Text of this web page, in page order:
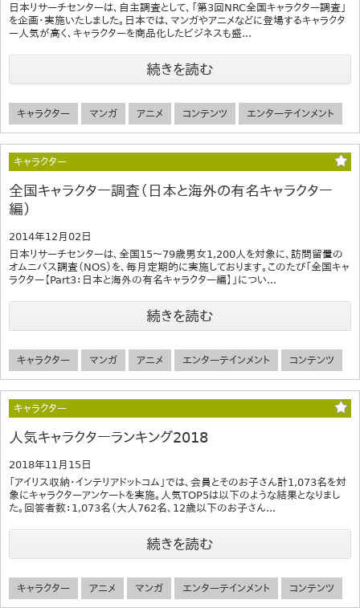
日本リサーチセンターは、自主調査として、「第3回NRC全国キャラクター調査」
を企画・実施いたしました。日本では、マンガやアニメなどに登場するキャラクタ
ー人気が高く、キャラクターを商品化したビジネスも盛...
続きを読む
キャラクター マンガ アニメ コンテンツ エンターテインメント
キャラクター
全国キャラクター調査（日本と海外の有名キャラクター
編）
2014年12月02日
日本リサーチセンターは、全国15～79歳男女1,200人を対象に、訪問留置の
オムニバス調査（NOS）を、毎月定期的に実施しております。このたび「全国キャ
ラクター【Part3：日本と海外の有名キャラクター編】」につい...
続きを読む
キャラクター マンガ アニメ エンターテインメント コンテンツ
キャラクター
人気キャラクターランキング2018
2018年11月15日
「アイリス収納・インテリアドットコム」では、会員とそのお子さん計1,073名を対
象にキャラクターアンケートを実施。人気TOP5は以下のような結果となりまし
た。回答者数：1,073名（大人762名、12歳以下のお子さん...
続きを読む
キャラクター アニメ マンガ エンターテインメント コンテンツ